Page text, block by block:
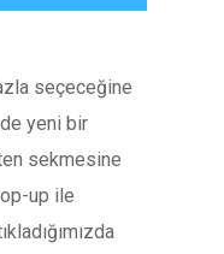
seçeceğine
yeni bir
sekmesine
up ile